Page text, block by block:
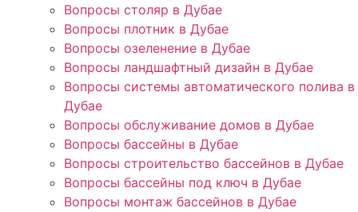
Вопросы столяр в Дубае
Вопросы плотник в Дубае
Вопросы озеленение в Дубае
Вопросы ландшафтный дизайн в Дубае
Вопросы системы автоматического полива в
Дубае
Вопросы обслуживание домов в Дубае
Вопросы бассейны в Дубае
Вопросы строительство бассейнов в Дубае
Вопросы бассейны под ключ в Дубае
Вопросы монтаж бассейнов в Дубае